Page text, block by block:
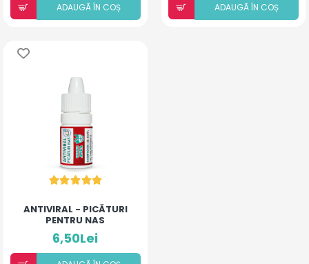
ADAUGÃ ÎN COȘ ADAUGÃ ÎN COȘ
ANTIVIRAL - PICĂTURI
PENTRU NAS
6,50Lei